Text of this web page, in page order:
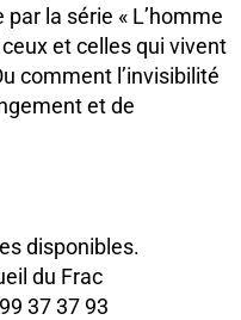
la série « L’homme
et celles qui vivent
comment l’invisibilité
et de
disponibles.
du Frac
37 37 93